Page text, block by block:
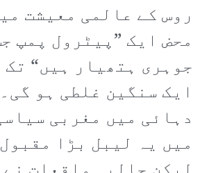
روس کے عالمی معیشت
محض ایک ”پیٹرول پمپ
جوہری ہتھیار ہیں“
ایک سنگین غلطی ہو
دہائی میں مغربی
میں یہ لیبل بڑا